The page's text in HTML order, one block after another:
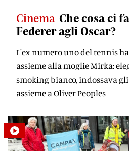
Cinema Che cosa ci
Federer agli Oscar?
L'ex numero uno del tennis
assieme alla moglie Mirka:
smoking bianco, indossava
assieme a Oliver Peoples